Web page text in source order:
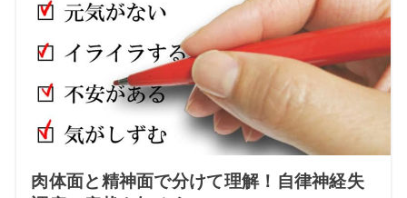
肉体面と精神面で分けて理解！自律神経失